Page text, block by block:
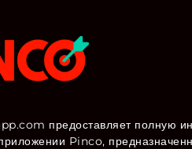
предоставляет полную
Pinco,